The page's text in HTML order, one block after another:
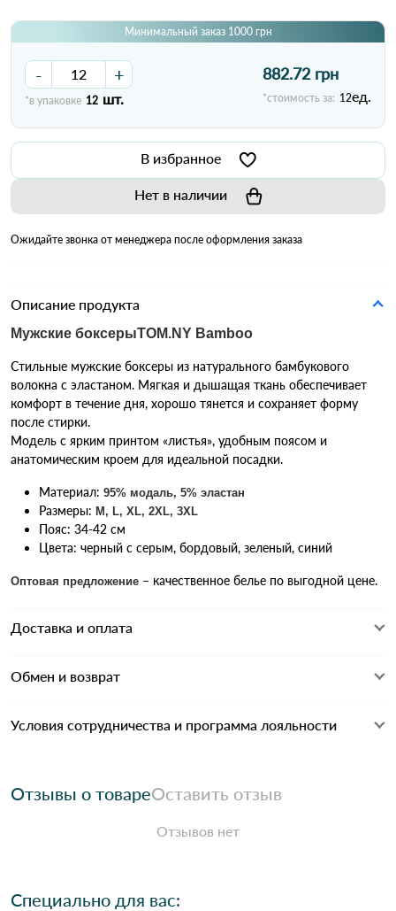
Минимальный заказ 1000 грн
- +
*в упаковке 12 шт.
882.72 грн
*стоимость за: 12ед.
В избранное
Нет в наличии
Ожидайте звонка от менеджера после оформления заказа
Описание продукта
Мужские боксерыTOM.NY Bamboo
Стильные мужские боксеры из натурального бамбукового
волокна с эластаном. Мягкая и дышащая ткань обеспечивает
комфорт в течение дня, хорошо тянется и сохраняет форму
после стирки.
Модель с ярким принтом «листья», удобным поясом и
анатомическим кроем для идеальной посадки.
Материал: 95% модаль, 5% эластан
Размеры: M, L, XL, 2XL, 3XL
Пояс: 34-42 см
Цвета: черный с серым, бордовый, зеленый, синий
Оптовая предложение – качественное белье по выгодной цене.
Доставка и оплата
Обмен и возврат
Условия сотрудничества и программа лояльности
Отзывы о товареОставить отзыв
Отзывов нет
Специально для вас: